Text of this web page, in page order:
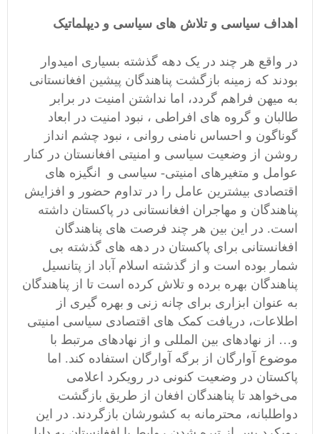
اهداف سیاسی و تلاش های سیاسی و دیپلماتیک
در واقع هر چند در یک دهه گذشته بسیاری امیدوار
بودند که زمینه بازگشت پناهندگان پیشین افغانستانی
به میهن فراهم گردد، اما نداشتن امنیت در برابر
طالبان و گروه های افراطی ، نبود امنیت در ابعاد
گوناگون و احساس نامنی روانی ، نبود چشم انداز
روشن از وضعیت سیاسی و امنیتی افغانستان در کنار
عوامل و متغیرهای امنیتی- سیاسی و انگیزه های
اقتصادی بیشترین عامل را در تداوم حضور و افزایش
پناهندگان و مهاجران افغانستانی در پاکستان داشته
است. در این بین هر چند فرصت های پناهندگان
افغانستانی برای پاکستان در دهه های گذشته بی
شمار بوده است و از گذشته اسلام آباد از پتانسیل
پناهندگان بهره برده و تلاش کرده است تا از پناهندگان
به عنوان ابزاری برای چانه زنی و بهره گیری از
اطلاعات، دریافت کمک های اقتصادی سیاسی امنیتی
و… از نهادهای بین المللی و از نهادهای مرتبط با
موضوع آوارگان از برگه آوارگان استفاده ‌کند. اما
پاکستان در وضعیت کنونی در رویکرد اعلامی
می‌خواهد تا پناهندگان افغان از طریق بازگشت
دواطلبانه، محترمانه به کشورشان بازگردند. در این